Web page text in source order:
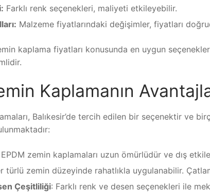
Farklı renk seçenekleri, maliyeti etkileyebilir.
Malzeme fiyatlarındaki değişimler, fiyatları
kaplama fiyatları konusunda en uygun
Kaplamanın
Balıkesir’de tercih edilen bir seçenektir ve
zemin kaplamaları uzun ömürlüdür ve dış
türlü zemin düzeyinde rahatlıkla uygulanabilir.
Çeşitliliği: Farklı renk ve desen seçenekleri ile